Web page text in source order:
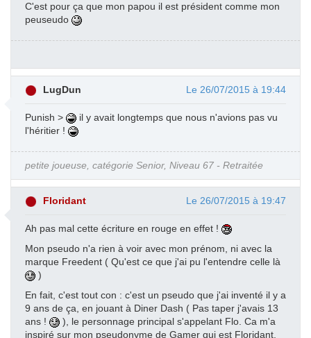
C'est pour ça que mon papou il est président comme mon
peuseudo
LugDun Le 26/07/2015 à 19:44
Punish >
il y avait longtemps que nous n'avions pas vu
l'héritier !
petite joueuse, catégorie Senior, Niveau 67 - Retraitée
Floridant Le 26/07/2015 à 19:47
Ah pas mal cette écriture en rouge en effet !
Mon pseudo n'a rien à voir avec mon prénom, ni avec la
marque Freedent ( Qu'est ce que j'ai pu l'entendre celle là
)
En fait, c'est tout con : c'est un pseudo que j'ai inventé il y a
9 ans de ça, en jouant à Diner Dash ( Pas taper j'avais 13
ans !
), le personnage principal s'appelant Flo. Ca m'a
inspiré sur mon pseudonyme de Gamer qui est Floridant,